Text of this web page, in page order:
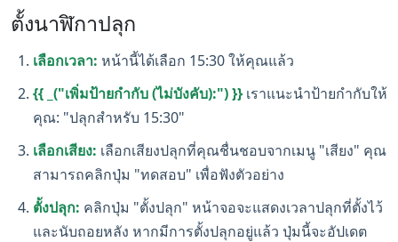
ตั้งนาฬิกาปลุก
เลือกเวลา: หน้านี้ได้เลือก 15:30 ให้คุณแล้ว
{{ _("เพิ่มป้ายกำกับ (ไม่บังคับ):") }} เราแนะนำป้ายกำกับให้
คุณ: "ปลุกสำหรับ 15:30"
เลือกเสียง: เลือกเสียงปลุกที่คุณชื่นชอบจากเมนู "เสียง" คุณ
สามารถคลิกปุ่ม "ทดสอบ" เพื่อฟังตัวอย่าง
ตั้งปลุก: คลิกปุ่ม "ตั้งปลุก" หน้าจอจะแสดงเวลาปลุกที่ตั้งไว้
และนับถอยหลัง หากมีการตั้งปลุกอยู่แล้ว ปุ่มนี้จะอัปเดต